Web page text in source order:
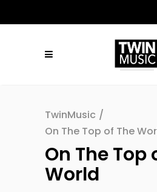
TwinMusic /
On The Top of The
On The Top
World